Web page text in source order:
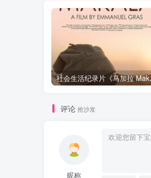
社会
评论 抢沙发
昵称